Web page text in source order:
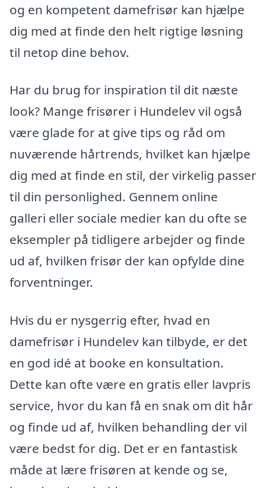
og en kompetent damefrisør kan hjælpe
dig med at finde den helt rigtige løsning
til netop dine behov.
Har du brug for inspiration til dit næste
look? Mange frisører i Hundelev vil også
være glade for at give tips og råd om
nuværende hårtrends, hvilket kan hjælpe
dig med at finde en stil, der virkelig passer
til din personlighed. Gennem online
galleri eller sociale medier kan du ofte se
eksempler på tidligere arbejder og finde
ud af, hvilken frisør der kan opfylde dine
forventninger.
Hvis du er nysgerrig efter, hvad en
damefrisør i Hundelev kan tilbyde, er det
en god idé at booke en konsultation.
Dette kan ofte være en gratis eller lavpris
service, hvor du kan få en snak om dit hår
og finde ud af, hvilken behandling der vil
være bedst for dig. Det er en fantastisk
måde at lære frisøren at kende og se,